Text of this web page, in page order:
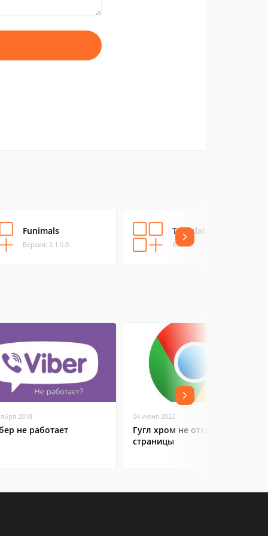
Funimals
Версия: 2.1.0.0
Translate It EN-ES
Версия: 1.0.0.0
2018
не работает
04 июня 2022
Гугл хром не открывает
страницы